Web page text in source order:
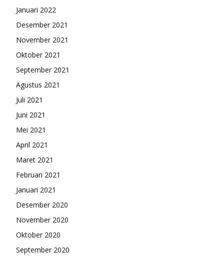
Januari 2022
Desember 2021
November 2021
Oktober 2021
September 2021
Agustus 2021
Juli 2021
Juni 2021
Mei 2021
April 2021
Maret 2021
Februari 2021
Januari 2021
Desember 2020
November 2020
Oktober 2020
September 2020